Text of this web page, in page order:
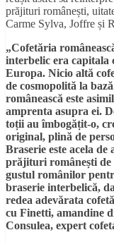
prăjituri românești,
Carme Sylva, Joffre și
„Cofetăria
interbelic era capitala
Europa. Nicio altă
de cosmopolită la
românească este
amprenta asupra ei.
toții au îmbogățit-o,
original, plină de
Braserie este acela
prăjituri românești de
gustul românilor
braserie interbelică,
redea adevărata
cu Finetti, amandine
Consulea, expert